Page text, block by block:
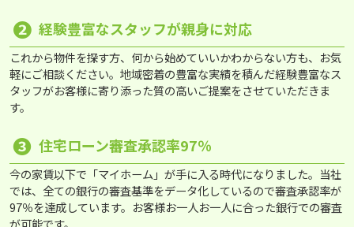
❷ 経験豊富なスタッフが親身に対応
これから物件を探す方、何から始めていいかわからない方も、お気
軽にご相談ください。地域密着の豊富な実績を積んだ経験豊富なス
タッフがお客様に寄り添った質の高いご提案をさせていただきま
す。
❸ 住宅ローン審査承認率97％
今の家賃以下で「マイホーム」が手に入る時代になりました。当社
では、全ての銀行の審査基準をデータ化しているので審査承認率が
97％を達成しています。お客様お一人お一人に合った銀行での審査
が可能です。